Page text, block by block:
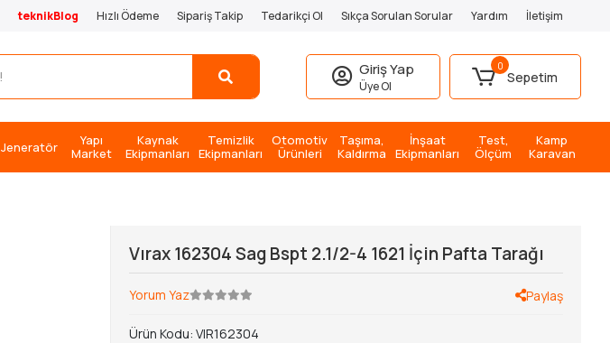
teknikBlog Hızlı Ödeme Sipariş Takip Tedarikçi Ol Sıkça Sorulan Sorular Yardım İletişim
Giriş Yap
Üye Ol
0
Sepetim
Jeneratör
Yapı
Market
Kaynak
Ekipmanları
Temizlik
Ekipmanları
Otomotiv
Ürünleri
Taşıma,
Kaldırma
İnşaat
Ekipmanları
Test,
Ölçüm
Kamp
Karavan
Vırax 162304 Sag Bspt 2.1/2-4 1621 İçin Pafta Tarağı
Yorum Yaz Paylaş
Ürün Kodu:VIR162304